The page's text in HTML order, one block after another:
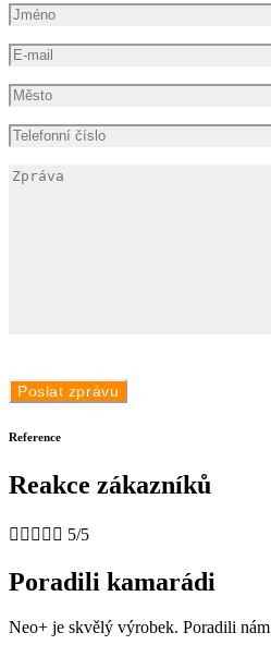
Reference
Reakce zákazníků
     5/5
Poradili kamarádi
Neo+ je skvělý výrobek. Poradili